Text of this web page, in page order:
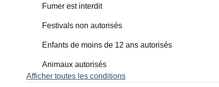
Fumer est interdit
Festivals non autorisés
Enfants de moins de 12 ans autorisés
Animaux autorisés
Afficher toutes les conditions